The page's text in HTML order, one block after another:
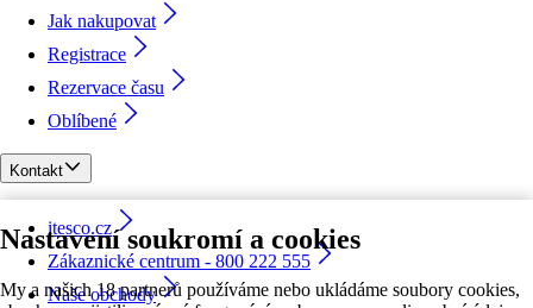
Nastavení soukromí a cookies
My a našich 18 partnerů používáme nebo ukládáme soubory cookies,
Jak nakupovat
Registrace
Rezervace času
Oblíbené
Kontakt
itesco.cz
Zákaznické centrum - 800 222 555
Naše obchody